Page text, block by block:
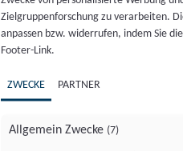
Zielgruppenforschung zu verarbeiten.
anpassen bzw. widerrufen, indem Sie
Footer-Link.
ZWECKE PARTNER
Allgemein Zwecke (7)